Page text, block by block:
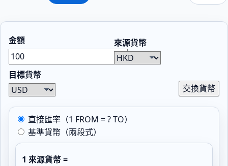
金額 來源貨幣
目標貨幣
交換貨幣
直接匯率（1 FROM = ? TO）
基準貨幣（兩段式）
1 來源貨幣 =